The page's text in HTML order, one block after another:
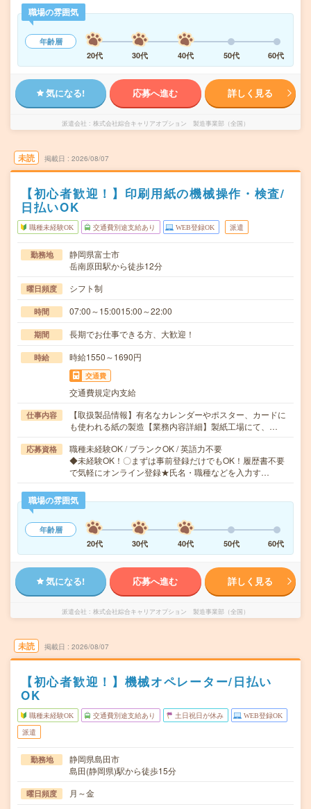
職場の雰囲気
年齢層
20代
30代 40代 50代 60代
気になる! 応募へ進む 詳しく見る
派遣会社 株式会社綜合キャリアオプション 製造事業部（全国）
未読 掲載日 2026/08/07
【初心者歓迎！】印刷用紙の機械操作・検査/
日払いOK
職種未経験OK 交通費別途支給あり WEB登録OK 派遣
勤務地
静岡県富士市
岳南原田駅から徒歩12分
曜日頻度 シフト制
時間 07:00～15:0015:00～22:00
期間 長期でお仕事できる方、大歓迎！
時給 時給1550～1690円
交通費
交通費規定内支給
仕事内容
【取扱製品情報】有名なカレンダーやポスター、カードに
も使われる紙の製造【業務内容詳細】製紙工場にて、…
応募資格
職種未経験OK / ブランクOK / 英語力不要
◆未経験OK！〇まずは事前登録だけでもOK！履歴書不要
で気軽にオンライン登録★氏名・職種などを入力す…
職場の雰囲気
年齢層
20代
30代 40代 50代 60代
気になる! 応募へ進む 詳しく見る
派遣会社 株式会社綜合キャリアオプション 製造事業部（全国）
未読 掲載日 2026/08/07
【初心者歓迎！】機械オペレーター/日払い
OK
職種未経験OK 交通費別途支給あり 土日祝日が休み WEB登録OK
派遣
勤務地
静岡県島田市
島田(静岡県)駅から徒歩15分
曜日頻度 月～金